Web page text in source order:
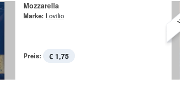
Mozzarella
Marke: Lovilio
Preis: € 1,75